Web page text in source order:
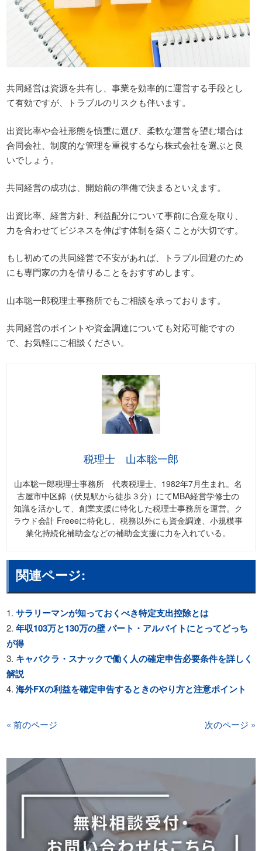
共同経営は資源を共有し、事業を効率的に運営する手段とし
て有効ですが、トラブルのリスクも伴います。
出資比率や会社形態を慎重に選び、柔軟な運営を望む場合は
合同会社、制度的な管理を重視するなら株式会社を選ぶと良
いでしょう。
共同経営の成功は、開始前の準備で決まるといえます。
出資比率、経営方針、利益配分について事前に合意を取り、
力を合わせてビジネスを伸ばす体制を築くことが大切です。
もし初めての共同経営で不安があれば、トラブル回避のため
にも専門家の力を借りることをおすすめします。
山本聡一郎税理士事務所でもご相談を承っております。
共同経営のポイントや資金調達についても対応可能ですの
で、お気軽にご相談ください。
税理士 山本聡一郎
山本聡一郎税理士事務所 代表税理士。1982年7月生まれ。名
古屋市中区錦（伏見駅から徒歩３分）にてMBA経営学修士の
知識を活かして、創業支援に特化した税理士事務所を運営。ク
ラウド会計 Freeeに特化し、税務以外にも資金調達、小規模事
業化持続化補助金などの補助金支援に力を入れている。
関連ページ:
サラリーマンが知っておくべき特定支出控除とは
年収103万と130万の壁 パート・アルバイトにとってどっち
が得
キャバクラ・スナックで働く人の確定申告必要条件を詳しく
解説
海外FXの利益を確定申告するときのやり方と注意ポイント
« 前のページ 次のページ »